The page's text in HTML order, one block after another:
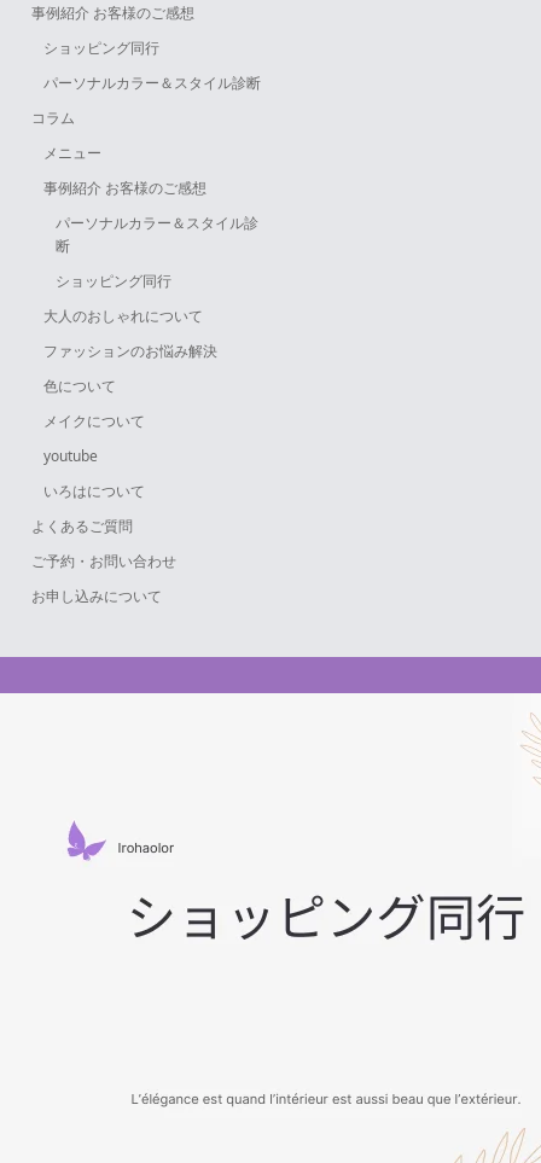
事例紹介 お客様のご感想
ショッピング同行
パーソナルカラー＆スタイル診断
コラム
メニュー
事例紹介 お客様のご感想
パーソナルカラー＆スタイル診
断
ショッピング同行
大人のおしゃれについて
ファッションのお悩み解決
色について
メイクについて
youtube
いろはについて
よくあるご質問
ご予約・お問い合わせ
お申し込みについて